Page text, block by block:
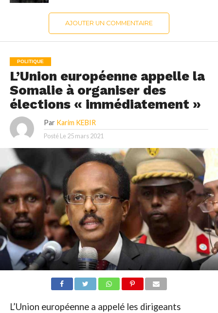
AJOUTER UN COMMENTAIRE
POLITIQUE
L’Union européenne appelle la
Somalie à organiser des
élections « immédiatement »
Par Karim KEBIR
Posté Le 25 mars 2021
L’Union européenne a appelé les dirigeants